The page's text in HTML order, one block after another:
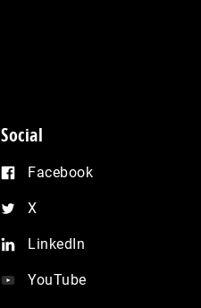
Social
Facebook
X
LinkedIn
YouTube